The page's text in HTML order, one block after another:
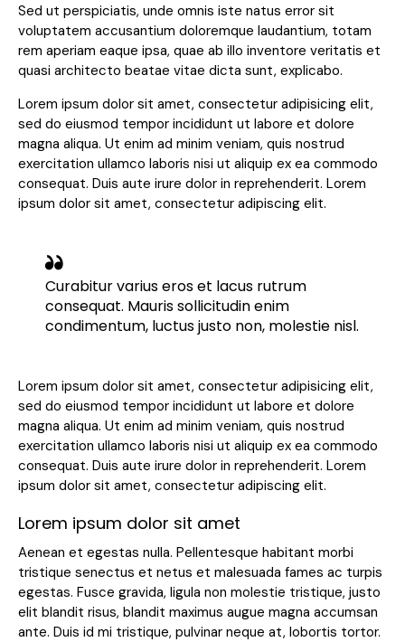
Sed ut perspiciatis, unde omnis iste natus error sit
voluptatem accusantium doloremque laudantium, totam
rem aperiam eaque ipsa, quae ab illo inventore veritatis et
quasi architecto beatae vitae dicta sunt, explicabo.
Lorem ipsum dolor sit amet, consectetur adipisicing elit,
sed do eiusmod tempor incididunt ut labore et dolore
magna aliqua. Ut enim ad minim veniam, quis nostrud
exercitation ullamco laboris nisi ut aliquip ex ea commodo
consequat. Duis aute irure dolor in reprehenderit. Lorem
ipsum dolor sit amet, consectetur adipiscing elit.
Curabitur varius eros et lacus rutrum
consequat. Mauris sollicitudin enim
condimentum, luctus justo non, molestie nisl.
Lorem ipsum dolor sit amet, consectetur adipisicing elit,
sed do eiusmod tempor incididunt ut labore et dolore
magna aliqua. Ut enim ad minim veniam, quis nostrud
exercitation ullamco laboris nisi ut aliquip ex ea commodo
consequat. Duis aute irure dolor in reprehenderit. Lorem
ipsum dolor sit amet, consectetur adipiscing elit.
Lorem ipsum dolor sit amet
Aenean et egestas nulla. Pellentesque habitant morbi
tristique senectus et netus et malesuada fames ac turpis
egestas. Fusce gravida, ligula non molestie tristique, justo
elit blandit risus, blandit maximus augue magna accumsan
ante. Duis id mi tristique, pulvinar neque at, lobortis tortor.